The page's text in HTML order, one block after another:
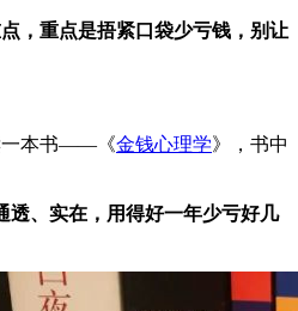
，重点是捂紧口袋少亏钱，别让
一本书——《金钱心理学》，书中
透、实在，用得好一年少亏好几